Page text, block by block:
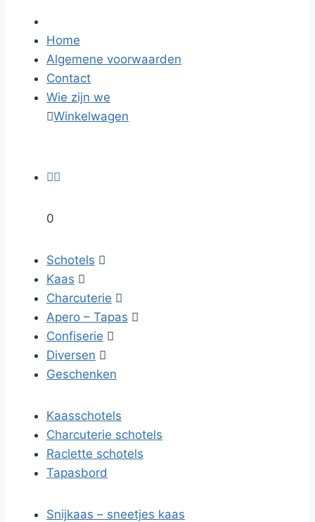
Home
Algemene voorwaarden
Contact
Wie zijn we
Winkelwagen

0
Schotels 
Kaas 
Charcuterie 
Apero – Tapas 
Confiserie 
Diversen 
Geschenken
Kaasschotels
Charcuterie schotels
Raclette schotels
Tapasbord
Snijkaas – sneetjes kaas